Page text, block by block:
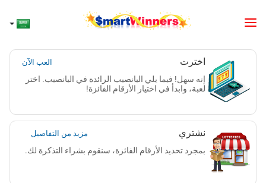
اخترت العب الآن
إنه سهل! فيما يلي اليانصيب الرائدة في اليانصيب. اختر
لعبة، وابدأ في اختيار الأرقام الفائزة!
نشتري مزيد من التفاصيل
بمجرد تحديد الأرقام الفائزة، سنقوم بشراء التذكرة لك.